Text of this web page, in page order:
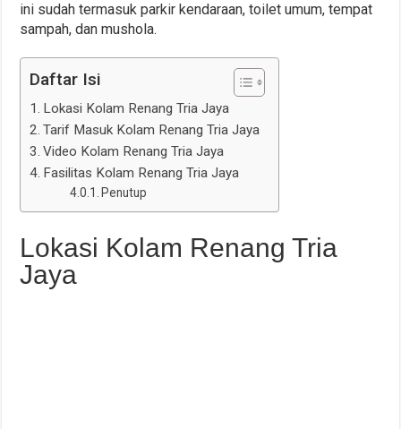
ini sudah termasuk parkir kendaraan, toilet umum, tempat
sampah, dan mushola.
Daftar Isi
Lokasi Kolam Renang Tria Jaya
Tarif Masuk Kolam Renang Tria Jaya
Video Kolam Renang Tria Jaya
Fasilitas Kolam Renang Tria Jaya
Penutup
Lokasi Kolam Renang Tria
Jaya